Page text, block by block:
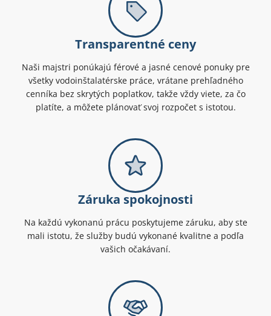
Transparentné ceny
Naši majstri ponúkajú férové a jasné cenové ponuky pre
všetky vodoinštalatérske práce, vrátane prehľadného
cenníka bez skrytých poplatkov, takže vždy viete, za čo
platíte, a môžete plánovať svoj rozpočet s istotou.
Záruka spokojnosti
Na každú vykonanú prácu poskytujeme záruku, aby ste
mali istotu, že služby budú vykonané kvalitne a podľa
vašich očakávaní.